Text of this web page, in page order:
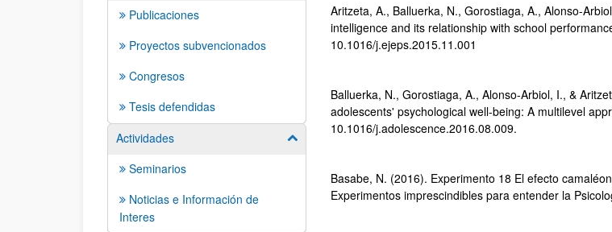
Publicaciones
Proyectos subvencionados
Congresos
Tesis defendidas
Actividades
Mostrar/ocultar subpáginas
Seminarios
Noticias e Información de
Interes
Aritzeta, A., Balluerka, N., Gorostiaga, A., Alonso-
intelligence and its relationship with school
10.1016/j.ejeps.2015.11.001
Balluerka, N., Gorostiaga, A., Alonso-Arbiol, I., &
adolescents' psychological well-being: A multilevel
10.1016/j.adolescence.2016.08.009.
Basabe, N. (2016). Experimento 18 El efecto
Experimentos imprescindibles para entender la